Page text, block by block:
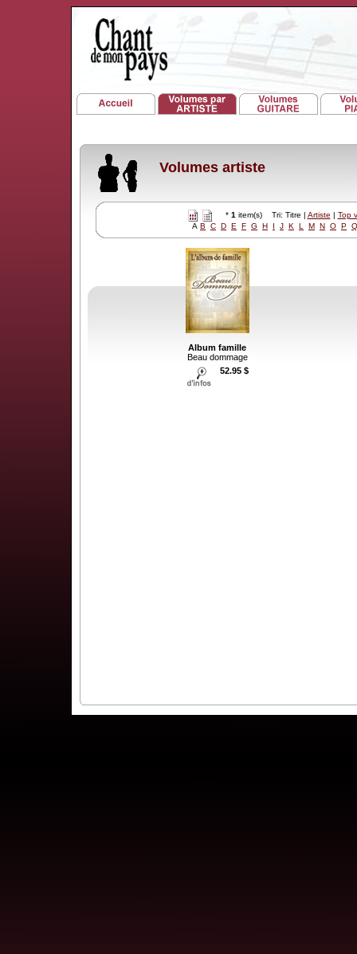
Volumes artiste
* 1 item(s) Tri: Titre | Artiste | Top
A B C D E F G H I J K L M N O P Q
Album famille
Beau dommage
52.95 $